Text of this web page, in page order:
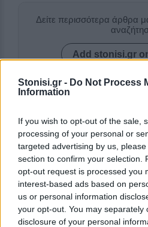
Stonisi.gr - Do Not Process
Information
If you wish to opt-out of the sale,
processing of your personal or
targeted advertising by us,
section to confirm your selection.
opt-out request is processed you
interest-based ads based on
us or personal information
your opt-out. You may separately
disclosure of your personal
Δείτε περισσότερα άρθρα
Add stonisi.gr
ΕΛΛΑΔΑ
Νέο κύμα θυελλωδών ανέμων
θέτει σε επιφυλακή την
Προστασία
Βόρειοι - βορειοανατολικοί
έως 8 μποφόρ και ριπές που
μπορεί να φτάσουν τα 9